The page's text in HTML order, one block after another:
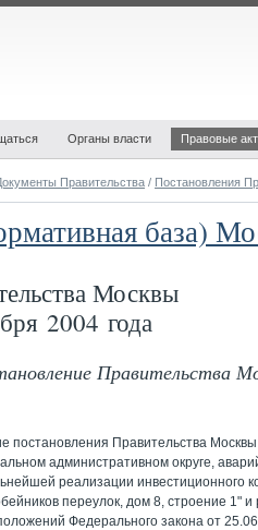
Органы власти Правовые
Правительства / Постановления
база)
Москвы
2004 года
Правительства
постановления Правительства
административном округе,
реализации инвестиционного
переулок, дом 8, строение 1"
Федерального закона от